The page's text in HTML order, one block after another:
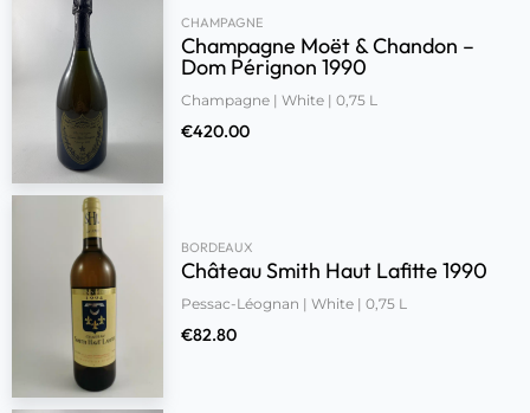
CHAMPAGNE
Champagne Moët & Chandon –
Dom Pérignon 1990
Champagne | White | 0,75 L
€420.00
BORDEAUX
Château Smith Haut Lafitte 1990
Pessac-Léognan | White | 0,75 L
€82.80